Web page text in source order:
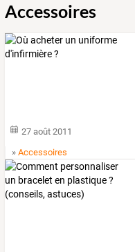
Accessoires
27 août 2011
»Accessoires